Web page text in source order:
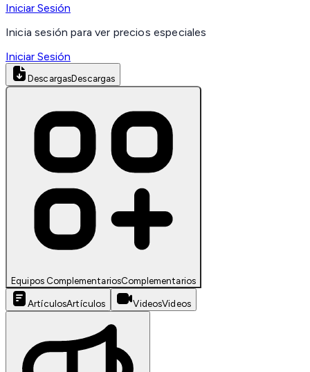
Iniciar Sesión
Inicia sesión para ver precios especiales
Iniciar Sesión
DescargasDescargas
Equipos ComplementariosComplementarios
ArtículosArtículos VideosVideos